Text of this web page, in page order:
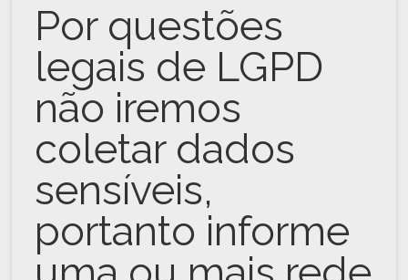
Por questões
legais de LGPD
não iremos
coletar dados
sensíveis,
portanto informe